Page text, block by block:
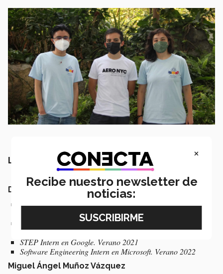
Los logros de los estudiantes
Denisse Regina García Rivera
Olimpiada Morelense de Robótica e Informática 2018.
Concurso Nacional de Matemáticas "Pierre Fermatt" 2018.
3° Lugar
STEP Intern en Google. Verano 2021
Software Engineering Intern en Microsoft. Verano 2022
Miguel Ángel Muñoz Vázquez
×
Recibe nuestro newsletter de
noticias: